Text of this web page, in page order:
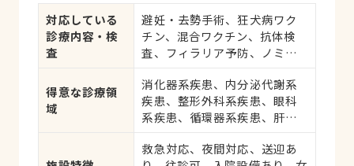
対応している
診療内容・検
査
避妊・去勢手術、狂犬病ワク
チン、混合ワクチン、抗体検
査、フィラリア予防、ノミ・
応、健康診断、各種検査、外
科手術
得意な診療領
域
消化器系疾患、内分泌代謝系
疾患、整形外科系疾患、眼科
系疾患、循環器系疾患、肝・
疫系疾患、耳系疾患、皮膚系
救急対応、夜間対応、送迎あ